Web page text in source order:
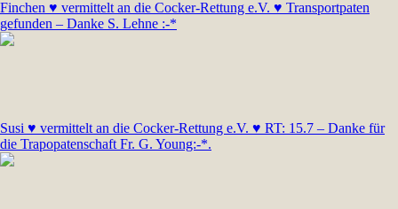
Finchen ♥ vermittelt an die Cocker-Rettung e.V. ♥ Transportpaten
gefunden – Danke S. Lehne :-*
Susi ♥ vermittelt an die Cocker-Rettung e.V. ♥ RT: 15.7 – Danke für
die Trapopatenschaft Fr. G. Young:-*.